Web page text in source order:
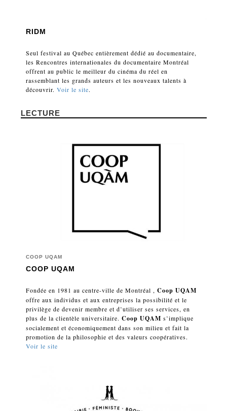
RIDM
Seul festival au Québec entièrement dédié au documentaire,
les Rencontres internationales du documentaire Montréal
offrent au public le meilleur du cinéma du réel en
rassemblant les grands auteurs et les nouveaux talents à
découvrir. Voir le site.
LECTURE
COOP UQAM
COOP UQAM
Fondée en 1981 au centre-ville de Montréal , Coop UQAM
offre aux individus et aux entreprises la possibilité et le
privilège de devenir membre et d’utiliser ses services, en
plus de la clientèle universitaire. Coop UQAM s’implique
socialement et économiquement dans son milieu et fait la
promotion de la philosophie et des valeurs coopératives.
Voir le site